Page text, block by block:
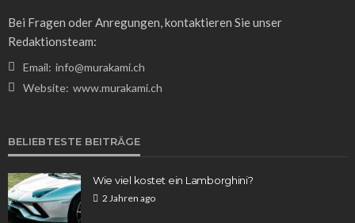
Das Pumpkin Spice Café: Ein Herbstgenuss für
Franz Rosner 6 Tagen ago
Bei Fragen oder Anregungen, kontaktieren Sie unser
Redaktionsteam:
Email: info@murakami.ch
Website: www.murakami.ch
BELIEBTESTE BEITRÄGE
Wie viel kostet ein Lamborghini?
2 Jahren ago